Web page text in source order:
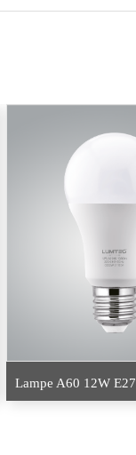
Lampe A60 12W E27